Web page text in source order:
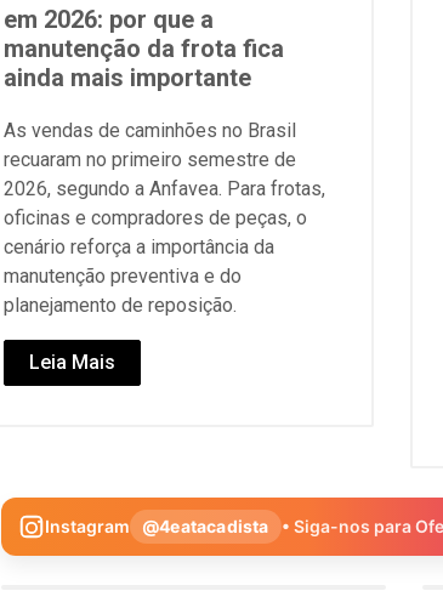
em 2026: por que a
manutenção da frota fica
ainda mais importante
As vendas de caminhões no Brasil
recuaram no primeiro semestre de
2026, segundo a Anfavea. Para frotas,
oficinas e compradores de peças, o
cenário reforça a importância da
manutenção preventiva e do
planejamento de reposição.
Leia Mais
Instagram @4eatacadista • Siga-nos para